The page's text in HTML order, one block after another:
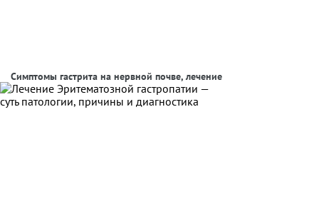
Симптомы гастрита на нервной почве, лечение